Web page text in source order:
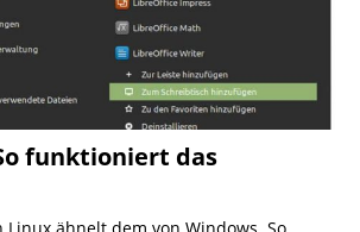
funktioniert das